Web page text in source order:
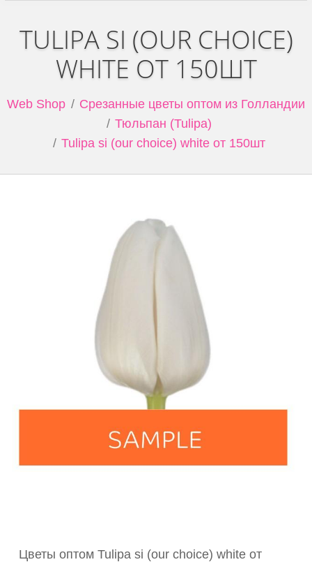
TULIPA SI (OUR CHOICE)
WHITE ОТ 150ШТ
Web Shop
Срезанные цветы оптом из Голландии
Тюльпан (Tulipa)
Tulipa si (our choice) white от 150шт
Цветы оптом Tulipa si (our choice) white от